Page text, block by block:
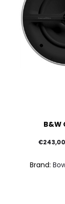
B&W
Il
€243,00
Il
Brand: